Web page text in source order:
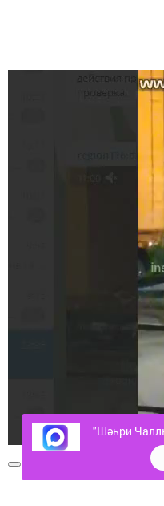
"Шәһри